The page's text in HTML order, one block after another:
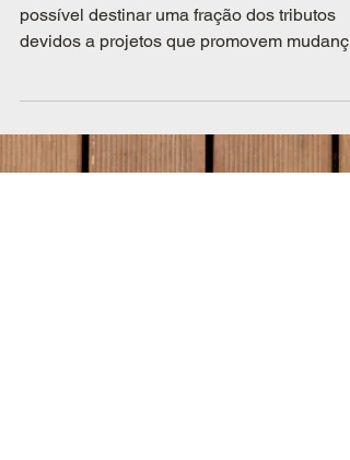
Como transformar a
destinação de tributos
em oportunidades de
fortalecimento da